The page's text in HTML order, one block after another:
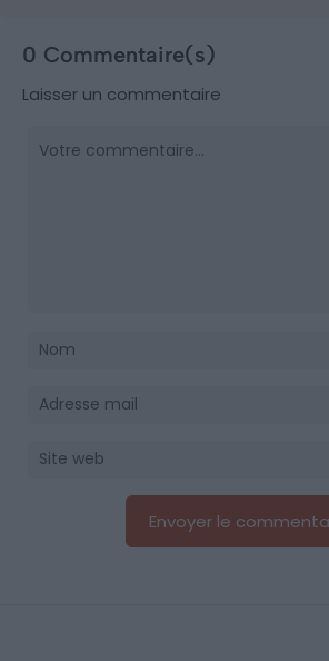
0 Commentaire(s)
Laisser un commentaire